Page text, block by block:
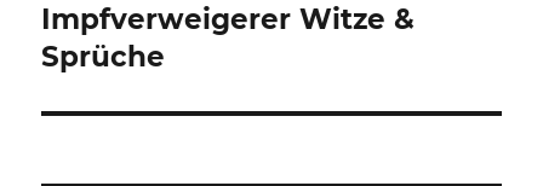
Beitrag:
Impfverweigerer Witze &
Sprüche